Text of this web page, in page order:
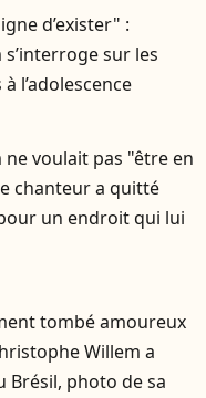
d’exister" :
sur les
l’adolescence
voulait pas "être en
chanteur a quitté
un endroit qui lui
tombé amoureux
Willem a
Brésil, photo de sa